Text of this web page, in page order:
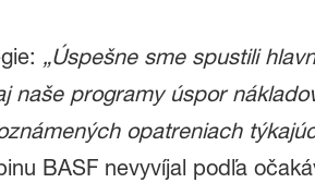
„Úspešne sme spustili
naše programy úspor
opatreniach
BASF nevyvíjal podľa